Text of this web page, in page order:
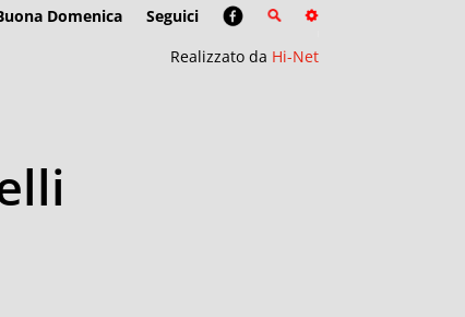
Domenica
Seguici
Realizzato da Hi-Net